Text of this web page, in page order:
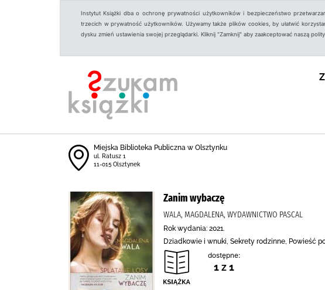
Instytut Książki dba o ochronę prywatności użytkowników i bezpieczeństwo
trzecich w prywatność użytkowników. Używamy także plików cookies, by ułatwić
dysku zmień ustawienia swojej przeglądarki. Kliknij "Zamknij" aby zaakceptować naszą
Miejska Biblioteka Publiczna w Olsztynku
ul. Ratusz 1
11-015 Olsztynek
Zanim wybaczę
WALA, MAGDALENA, WYDAWNICTWO PASCAL
Rok wydania: 2021.
Dziadkowie i wnuki, Sekrety rodzinne, Powieść
dostępne:
1 z 1